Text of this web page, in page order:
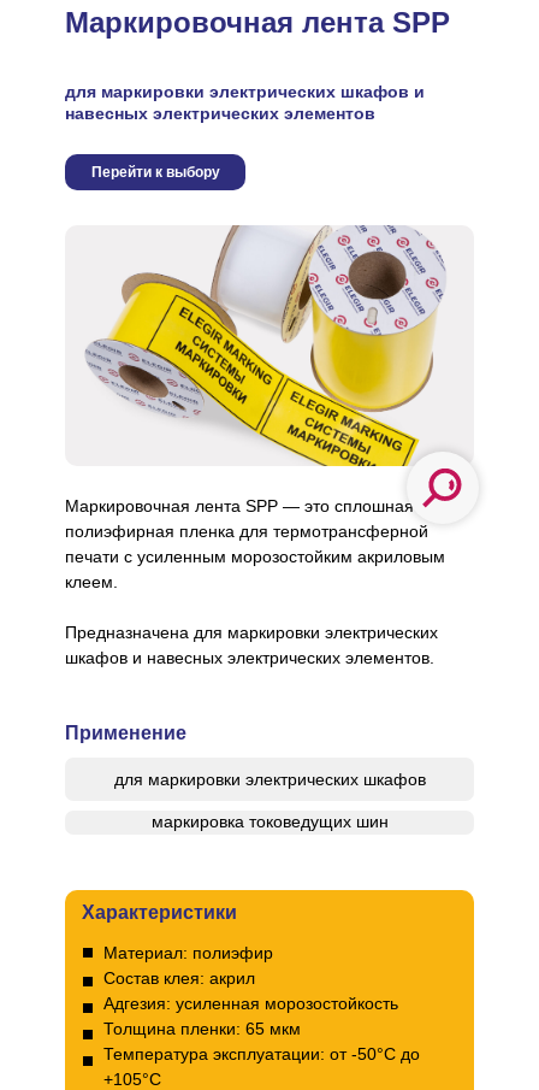
Перейти к выбору
Маркировочная лента SPP
для маркировки электрических шкафов и
навесных электрических элементов
Маркировочная лента SPP — это сплошная
полиэфирная пленка для термотрансферной
печати с усиленным морозостойким акриловым
клеем.
Предназначена для маркировки электрических
шкафов и навесных электрических элементов.
Применение
маркировка токоведущих шин
Характеристики
для маркировки электрических шкафов
Материал: полиэфир
Состав клея: акрил
Адгезия: усиленная морозостойкость
Толщина пленки: 65 мкм
Температура эксплуатации: от -50°С до
+105°С